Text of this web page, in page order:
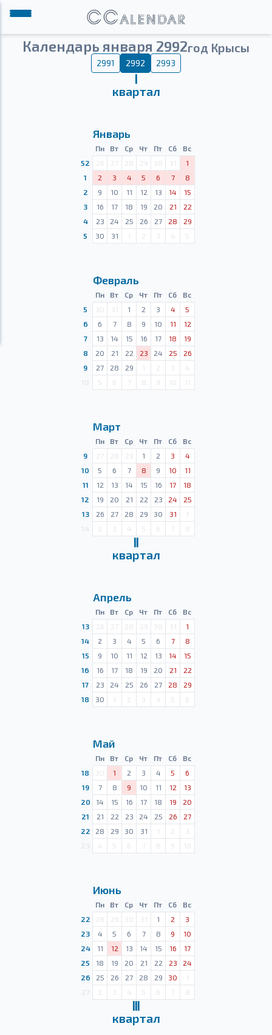
Календарь января 2992год Крысы
2991 2992 2993
Ⅰ
квартал
Январь
Пн Вт Ср Чт Пт Сб
Вс
52
26 27 28 29 30 31
1
1
2 3 4 5 6 7
8
2
9 10 11 12 13 14
15
3
16 17 18 19 20 21
22
4
23 24 25 26 27 28
29
5
30 31 1 2 3 4 5
Февраль
Пн Вт Ср Чт Пт Сб
Вс
5
30 31 1 2 3 4
5
6
6 7 8 9 10 11
12
7
13 14 15 16 17 18
19
8
20 21 22 23 24 25
26
9
27 28 29 1 2 3
4
5 6 7 8 9 10 11
Март
Пн Вт Ср Чт Пт Сб
Вс
9
27 28 29 1 2 3
4
10
5 6 7 8 9 10
11
11
12 13 14 15 16 17
18
12
19 20 21 22 23 24
25
13
26 27 28 29 30 31
1
2 3 4 5 6 7 8
Ⅱ
квартал
Апрель
Пн Вт Ср Чт Пт Сб
Вс
13
26 27 28 29 30 31
1
14
2 3 4 5 6 7
8
15
9 10 11 12 13 14
15
16
16 17 18 19 20 21
22
17
23 24 25 26 27 28
29
18
30 1 2 3 4 5 6
Май
Пн Вт Ср Чт Пт Сб
Вс
18
30 1 2 3 4 5
6
19
7 8 9 10 11 12
13
20
14 15 16 17 18 19
20
21
21 22 23 24 25 26
27
22
28 29 30 31 1 2
3
4 5 6 7 8 9 10
Июнь
Пн Вт Ср Чт Пт Сб
Вс
22
28 29 30 31 1 2
3
23
4 5 6 7 8 9
10
24
11 12 13 14 15 16
17
25
18 19 20 21 22 23
24
26
25 26 27 28 29 30
1
2 3 4 5 6 7 8
Ⅲ
квартал